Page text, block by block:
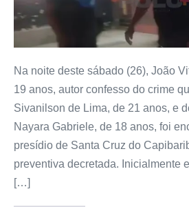
Na noite deste sábado (26), João
19 anos, autor confesso do crime
Sivanilson de Lima, de 21 anos, e
Nayara Gabriele, de 18 anos, foi
presídio de Santa Cruz do
preventiva decretada. Inicialmente
[…]